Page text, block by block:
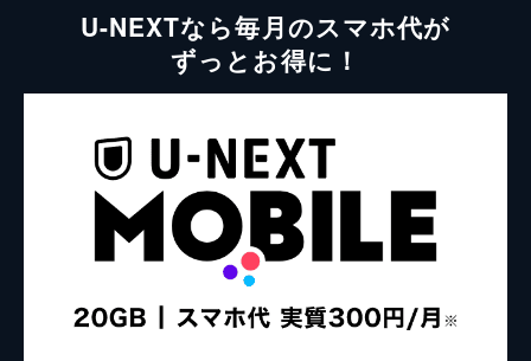
U-NEXTなら毎月のスマホ代が
ずっとお得に！